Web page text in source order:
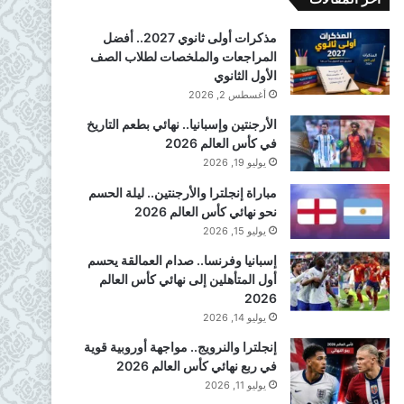
مذكرات أولى ثانوي 2027.. أفضل
المراجعات والملخصات لطلاب الصف
الأول الثانوي
أغسطس 2, 2026
الأرجنتين وإسبانيا.. نهائي بطعم التاريخ
في كأس العالم 2026
يوليو 19, 2026
مباراة إنجلترا والأرجنتين.. ليلة الحسم
نحو نهائي كأس العالم 2026
يوليو 15, 2026
إسبانيا وفرنسا.. صدام العمالقة يحسم
أول المتأهلين إلى نهائي كأس العالم
2026
يوليو 14, 2026
إنجلترا والنرويج.. مواجهة أوروبية قوية
في ربع نهائي كأس العالم 2026
يوليو 11, 2026